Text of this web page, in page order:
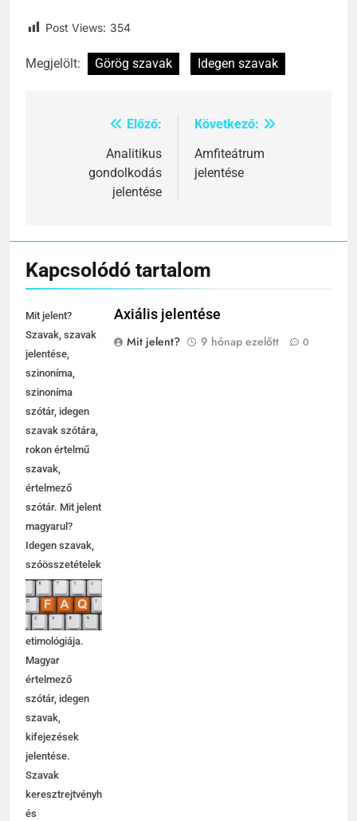
Post Views: 354
Megjelölt: Görög szavak Idegen szavak
Bejegyzés
navigáció
Előző:
Analitikus
gondolkodás
jelentése
Következő:
Amfiteátrum
jelentése
Kapcsolódó tartalom
Mit jelent?
Szavak, szavak
jelentése,
szinoníma,
szinoníma
szótár, idegen
szavak szótára,
rokon értelmű
szavak,
értelmező
szótár. Mit jelent
magyarul?
Idegen szavak,
szóösszetételek
jelentése,
magyarázata,
használata,
etimológiája.
Magyar
értelmező
szótár, idegen
szavak,
kifejezések
jelentése.
Szavak
keresztrejtvényhez
és
Axiális jelentése
Mit jelent?
9 hónap ezelőtt 0